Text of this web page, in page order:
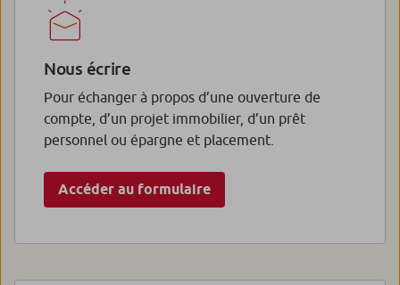
Nous écrire
Pour échanger à propos d’une ouverture de
compte, d’un projet immobilier, d’un prêt
personnel ou épargne et placement.
Accéder au formulaire